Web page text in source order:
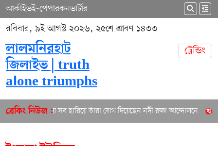
আর্কাইভই-পেপারকনভার্টার
রবিবার, ৯ই আগস্ট ২০২৬, ২৫শে শ্রাবণ ১৪৩৩
লালমনিরহাট
জিলাইভ | truth
alone triumphs
ট্রেন্ডিং
ব্রেকিং নিউজ :তিস্তায় সব হারিয়ে তাঁরা যোগ দিয়েছেন নদী রক্ষা আন্দোলনে